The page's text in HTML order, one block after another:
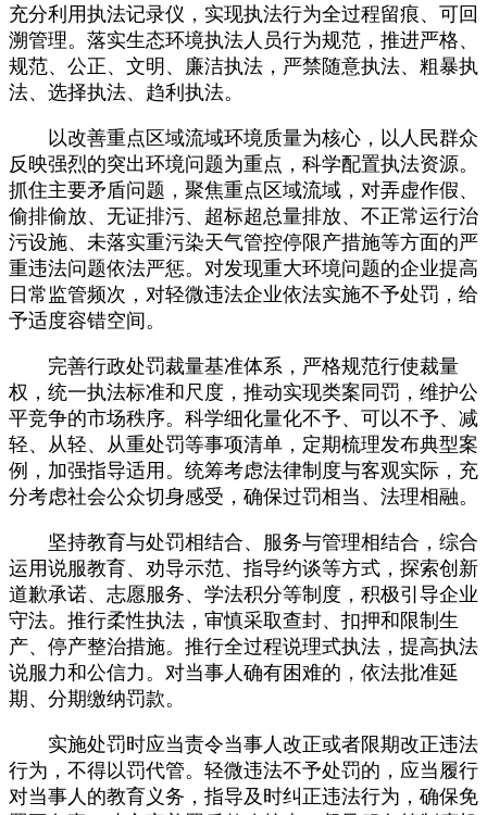
充分利用执法记录仪，实现执法行为全过程留痕、可回
溯管理。落实生态环境执法人员行为规范，推进严格、
规范、公正、文明、廉洁执法，严禁随意执法、粗暴执
法、选择执法、趋利执法。
以改善重点区域流域环境质量为核心，以人民群众
反映强烈的突出环境问题为重点，科学配置执法资源。
抓住主要矛盾问题，聚焦重点区域流域，对弄虚作假、
偷排偷放、无证排污、超标超总量排放、不正常运行治
污设施、未落实重污染天气管控停限产措施等方面的严
重违法问题依法严惩。对发现重大环境问题的企业提高
日常监管频次，对轻微违法企业依法实施不予处罚，给
予适度容错空间。
完善行政处罚裁量基准体系，严格规范行使裁量
权，统一执法标准和尺度，推动实现类案同罚，维护公
平竞争的市场秩序。科学细化量化不予、可以不予、减
轻、从轻、从重处罚等事项清单，定期梳理发布典型案
例，加强指导适用。统筹考虑法律制度与客观实际，充
分考虑社会公众切身感受，确保过罚相当、法理相融。
坚持教育与处罚相结合、服务与管理相结合，综合
运用说服教育、劝导示范、指导约谈等方式，探索创新
道歉承诺、志愿服务、学法积分等制度，积极引导企业
守法。推行柔性执法，审慎采取查封、扣押和限制生
产、停产整治措施。推行全过程说理式执法，提高执法
说服力和公信力。对当事人确有困难的，依法批准延
期、分期缴纳罚款。
实施处罚时应当责令当事人改正或者限期改正违法
行为，不得以罚代管。轻微违法不予处罚的，应当履行
对当事人的教育义务，指导及时纠正违法行为，确保免